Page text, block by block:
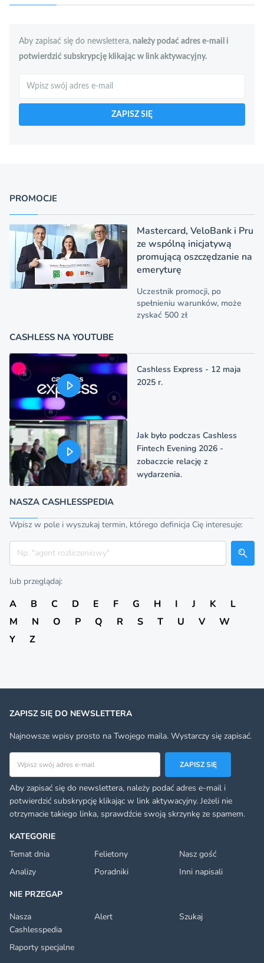
Aby zapisać się do newslettera, należy podać adres e-mail i
potwierdzić subskrypcję klikając w link aktywacyjny.
Szukaj
ZAPISZ SIĘ
PROMOCJE
Mastercard, VeloBank i Pru
ze wspólną inicjatywą
promującą oszczędzanie na
emeryturę
Uczestnik promocji, po
spełnieniu warunków, może
zyskać 500 zł
CASHLESS NA YOUTUBE
Cashless Express - 12 maja
2025 r.
Jak było podczas Cashless
Fintech Evening 2026 -
zobaczcie relację z
wydarzenia.
NASZA CASHLESSPEDIA
Wpisz w pole i wyszukaj termin, którego definicja Cię interesuje:
Szukaj
lub przeglądaj:
A B C D E F G H I J K
L
M
N O P Q R S T U V
W
Y
Z
KATEGORIE
Temat dnia
Felietony
Nasz gość
Analizy
Poradniki
Inni napisali
NIE PRZEGAP
Nasza
Cashlesspedia
Alert Szukaj
Raporty specjalne
ZAPISZ SIĘ DO NEWSLETTERA
Najnowsze wpisy prosto na Twojego maila. Wystarczy się zapisać.
ZAPISZ SIĘ
Aby zapisać się do newslettera, należy podać adres e-mail i
potwierdzić subskrypcję klikając w link aktywacyjny. Jeżeli nie
otrzymacie takiego linka, sprawdźcie swoją skrzynkę ze spamem.